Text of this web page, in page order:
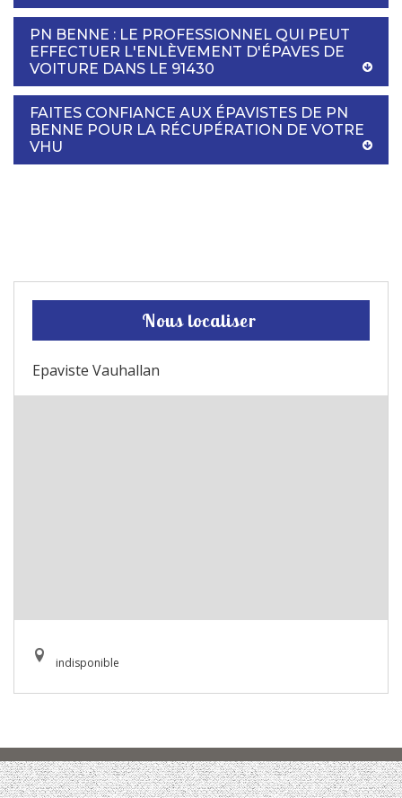
PN BENNE : LE PROFESSIONNEL QUI PEUT
EFFECTUER L'ENLÈVEMENT D'ÉPAVES DE
VOITURE DANS LE 91430
FAITES CONFIANCE AUX ÉPAVISTES DE PN
BENNE POUR LA RÉCUPÉRATION DE VOTRE
VHU
Nous localiser
Epaviste Vauhallan
indisponible